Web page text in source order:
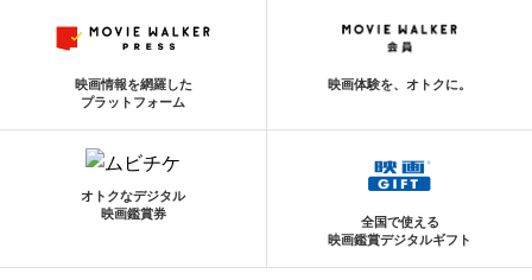
映画情報を網羅した
プラットフォーム
映画体験を、オトクに。
オトクなデジタル
映画鑑賞券
全国で使える
映画鑑賞デジタルギフト